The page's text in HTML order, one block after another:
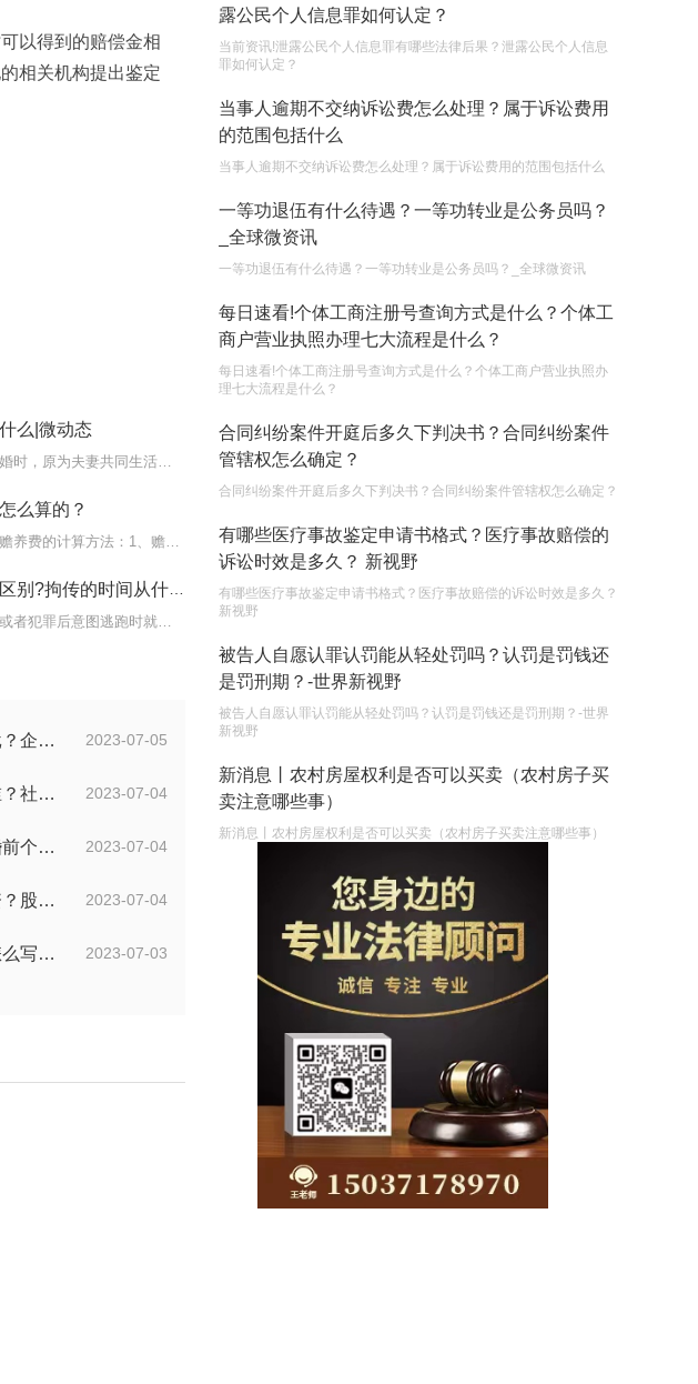
以得到的赔偿金相
相关机构提出鉴定
么|微动态
一、我国夫妻共同债务的范围是什么离婚时，原为夫妻共同生活所负的债务
么算的？
赡养费抚养费的计算分是是怎么算的？赡养费的计算方法：1、赡养费标准
的时间从什么时候开始算?
当警方发现犯罪嫌疑人正在预备犯罪，或者犯罪后意图逃跑时就会采取强制
2023-07-05
进出口经营权是哪个部门审批？企业办理进出口权的流程是怎么样的？ 世界速讯
2023-07-04
社会保险基金管理的主体是谁？社会保险基金投资运营的管理有几方面？
2023-07-04
离婚后的个人财产有哪些？婚前个人财产要怎么证明？
2023-07-04
天天热头条丨什么是基金投资？股票中的价值投资是什么意思？
2023-07-03
全球新消息丨计划生育证明怎么写？计划生育证明都需要什么材料？
露公民个人信息罪如何认定？
当前资讯!泄露公民个人信息罪有哪些法律后果？泄露公民个人信息
罪如何认定？
当事人逾期不交纳诉讼费怎么处理？属于诉讼费用
的范围包括什么
当事人逾期不交纳诉讼费怎么处理？属于诉讼费用的范围包括什么
一等功退伍有什么待遇？一等功转业是公务员吗？
_全球微资讯
一等功退伍有什么待遇？一等功转业是公务员吗？_全球微资讯
每日速看!个体工商注册号查询方式是什么？个体工
商户营业执照办理七大流程是什么？
每日速看!个体工商注册号查询方式是什么？个体工商户营业执照办
理七大流程是什么？
合同纠纷案件开庭后多久下判决书？合同纠纷案件
管辖权怎么确定？
合同纠纷案件开庭后多久下判决书？合同纠纷案件管辖权怎么确定？
有哪些医疗事故鉴定申请书格式？医疗事故赔偿的
诉讼时效是多久？ 新视野
有哪些医疗事故鉴定申请书格式？医疗事故赔偿的诉讼时效是多久？
新视野
被告人自愿认罪认罚能从轻处罚吗？认罚是罚钱还
是罚刑期？-世界新视野
被告人自愿认罪认罚能从轻处罚吗？认罚是罚钱还是罚刑期？-世界
新视野
新消息丨农村房屋权利是否可以买卖（农村房子买
卖注意哪些事）
新消息丨农村房屋权利是否可以买卖（农村房子买卖注意哪些事）